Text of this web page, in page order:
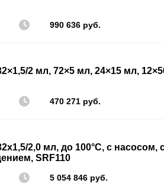
990 636 руб.
2 мл, 72×5 мл, 24×15 мл,
470 271 руб.
2,0 мл, до 100°С, с насосом,
SRF110
5 054 846 руб.